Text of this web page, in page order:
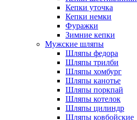
Кепки уточка
Кепки немки
Фуражки
Зимние кепки
Мужские шляпы
Шляпы федора
Шляпы трилби
Шляпы хомбург
Шляпы канотье
Шляпы поркпай
Шляпы котелок
Шляпы цилиндр
Шляпы ковбойские